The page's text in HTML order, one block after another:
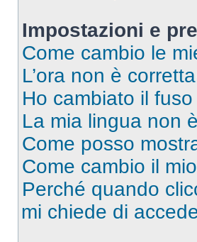
Impostazioni e
Come cambio le
L’ora non è
Ho cambiato il
La mia lingua non
Come posso
Come cambio il
Perché quando
mi chiede di